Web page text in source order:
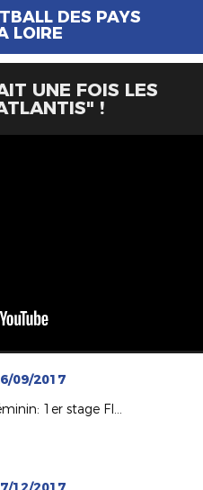
DES PAYS
LOIRE
UNE FOIS LES
!
09/2017
Arbitrage féminin: 1er stage FIFA en France